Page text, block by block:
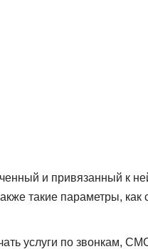
и привязанный к
такие параметры, как
услуги по звонкам,